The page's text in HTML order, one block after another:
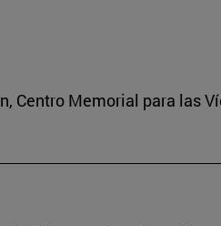
Centro Memorial para las